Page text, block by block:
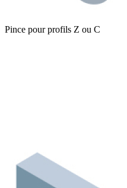
Pince pour profils Z ou C